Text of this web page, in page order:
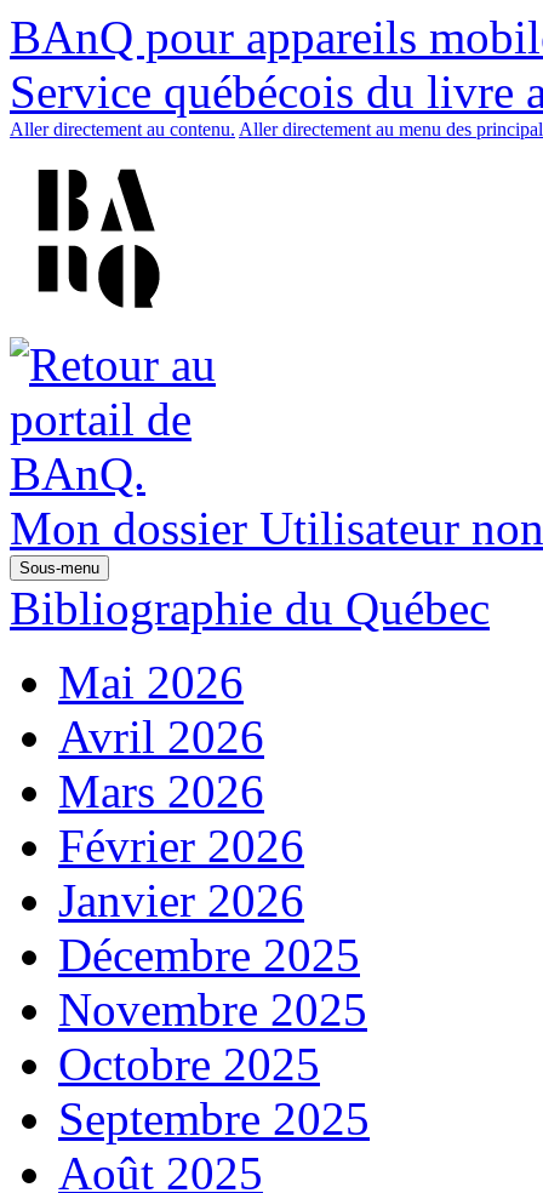
BAnQ pour appareils
Service québécois du livre
Aller directement au contenu. Aller directement au menu des
Mon dossier Utilisateur
Sous-menu
Bibliographie du Québec
Mai 2026
Avril 2026
Mars 2026
Février 2026
Janvier 2026
Décembre 2025
Novembre 2025
Octobre 2025
Septembre 2025
Août 2025